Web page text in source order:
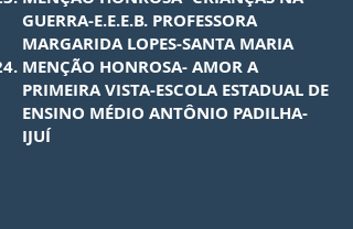
GUERRA-E.E.E.B. PROFESSORA
MARGARIDA LOPES-SANTA MARIA
MENÇÃO HONROSA- AMOR A
PRIMEIRA VISTA-ESCOLA ESTADUAL DE
ENSINO MÉDIO ANTÔNIO PADILHA-
IJUÍ